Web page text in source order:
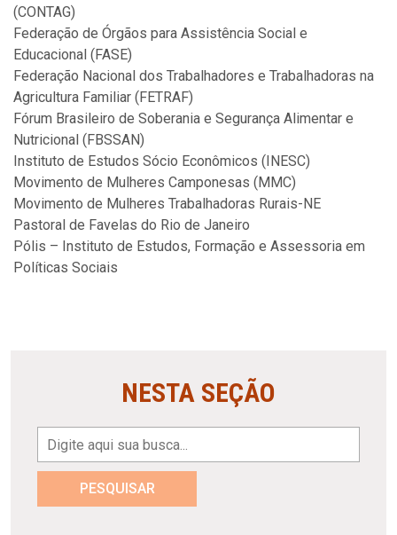
(CONTAG)
Federação de Órgãos para Assistência Social e
Educacional (FASE)
Federação Nacional dos Trabalhadores e Trabalhadoras na
Agricultura Familiar (FETRAF)
Fórum Brasileiro de Soberania e Segurança Alimentar e
Nutricional (FBSSAN)
Instituto de Estudos Sócio Econômicos (INESC)
Movimento de Mulheres Camponesas (MMC)
Movimento de Mulheres Trabalhadoras Rurais-NE
Pastoral de Favelas do Rio de Janeiro
Pólis – Instituto de Estudos, Formação e Assessoria em
Políticas Sociais
NESTA SEÇÃO
PESQUISAR